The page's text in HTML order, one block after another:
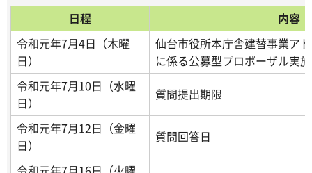
日程
内容
令和元年7月4日（木曜
日）
仙台市役所本庁舎建替事業ア
に係る公募型プロポーザル実
令和元年7月10日（水曜
日）
質問提出期限
令和元年7月12日（金曜
日）
質問回答日